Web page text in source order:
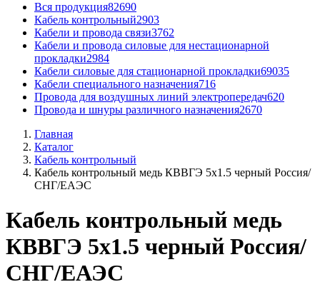
Вся продукция82690
Кабель контрольный2903
Кабели и провода связи3762
Кабели и провода силовые для нестационарной
прокладки2984
Кабели силовые для стационарной прокладки69035
Кабели специального назначения716
Провода для воздушных линий электропередач620
Провода и шнуры различного назначения2670
Главная
Каталог
Кабель контрольный
Кабель контрольный медь КВВГЭ 5x1.5 черный Россия/
СНГ/ЕАЭС
Кабель контрольный медь
КВВГЭ 5x1.5 черный Россия/
СНГ/ЕАЭС